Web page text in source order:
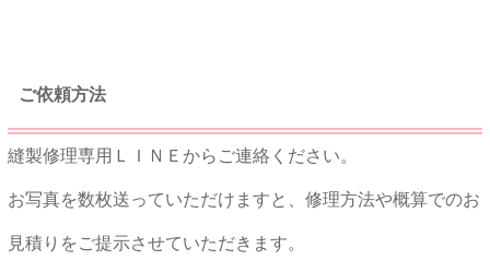
ご依頼方法
縫製修理専用ＬＩＮＥからご連絡ください。
お写真を数枚送っていただけますと、修理方法や概算でのお
見積りをご提示させていただきます。